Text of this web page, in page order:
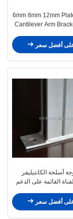
6mm 8mm 12mm Plate Thickness
Cantilever Arm
Options
أفضل سعر
أسلحة الكانتيليفر
القائمة على الدعم
أفضل سعر